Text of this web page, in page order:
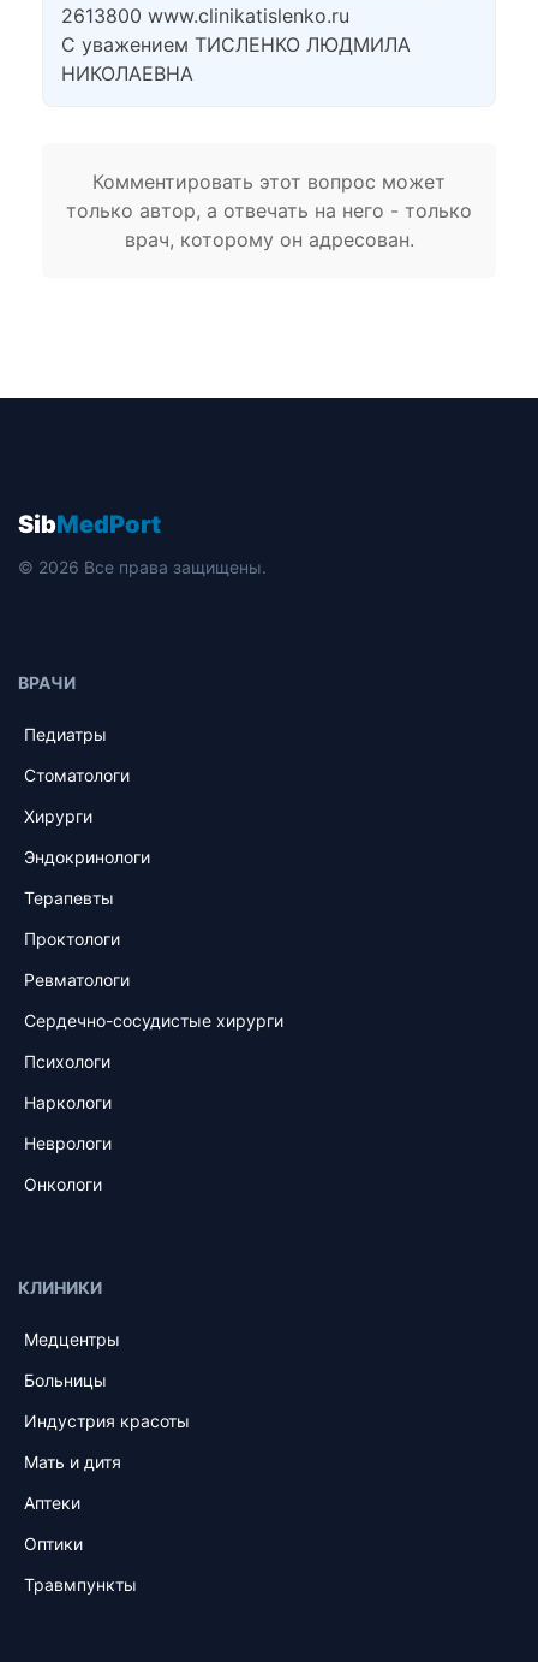
2613800 www.clinikatislenko.ru
С уважением ТИСЛЕНКО ЛЮДМИЛА
НИКОЛАЕВНА
Комментировать этот вопрос может
только автор, а отвечать на него - только
врач, которому он адресован.
SibMedPort
© 2026 Все права защищены.
ВРАЧИ
Педиатры
Стоматологи
Хирурги
Эндокринологи
Терапевты
Проктологи
Ревматологи
Сердечно-сосудистые хирурги
Психологи
Наркологи
Неврологи
Онкологи
КЛИНИКИ
Медцентры
Больницы
Индустрия красоты
Мать и дитя
Аптеки
Оптики
Травмпункты